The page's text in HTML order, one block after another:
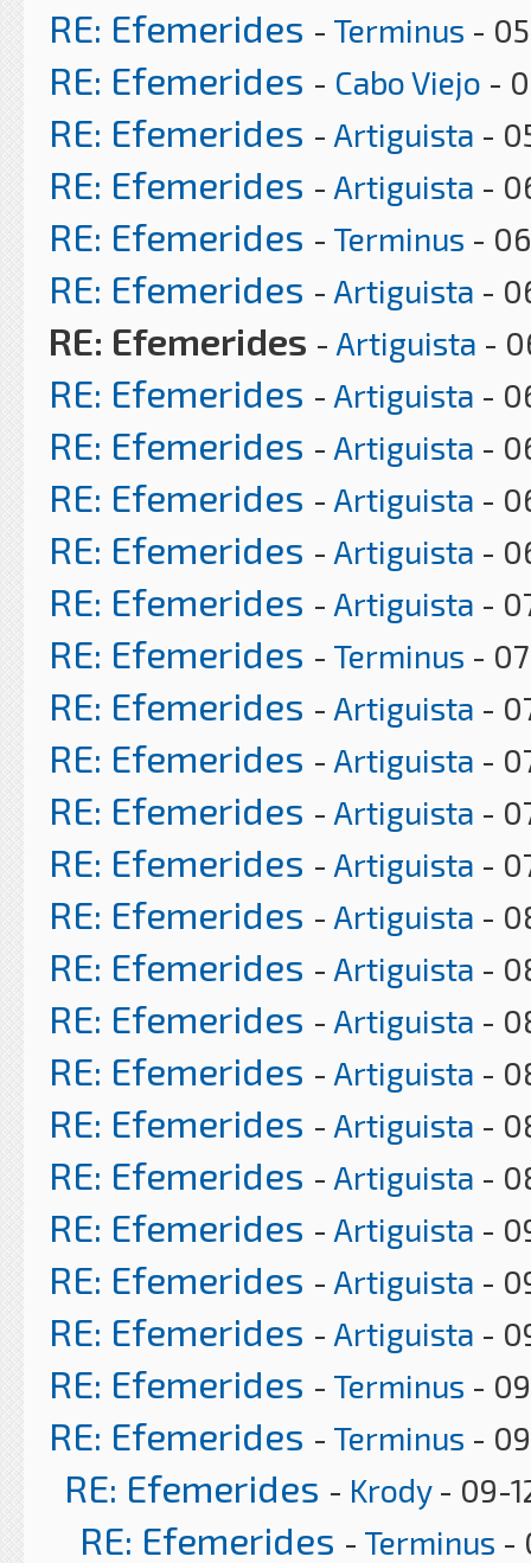
RE: Efemerides - Terminus -
RE: Efemerides - Cabo Viejo -
RE: Efemerides - Artiguista -
RE: Efemerides - Artiguista -
RE: Efemerides - Terminus -
RE: Efemerides - Artiguista -
RE: Efemerides - Artiguista -
RE: Efemerides - Artiguista -
RE: Efemerides - Artiguista -
RE: Efemerides - Artiguista -
RE: Efemerides - Artiguista -
RE: Efemerides - Artiguista -
RE: Efemerides - Terminus -
RE: Efemerides - Artiguista -
RE: Efemerides - Artiguista -
RE: Efemerides - Artiguista -
RE: Efemerides - Artiguista -
RE: Efemerides - Artiguista -
RE: Efemerides - Artiguista -
RE: Efemerides - Artiguista -
RE: Efemerides - Artiguista -
RE: Efemerides - Artiguista -
RE: Efemerides - Artiguista -
RE: Efemerides - Artiguista -
RE: Efemerides - Artiguista -
RE: Efemerides - Artiguista -
RE: Efemerides - Terminus -
RE: Efemerides - Terminus -
RE: Efemerides - Krody- 09-
RE: Efemerides - Terminus -